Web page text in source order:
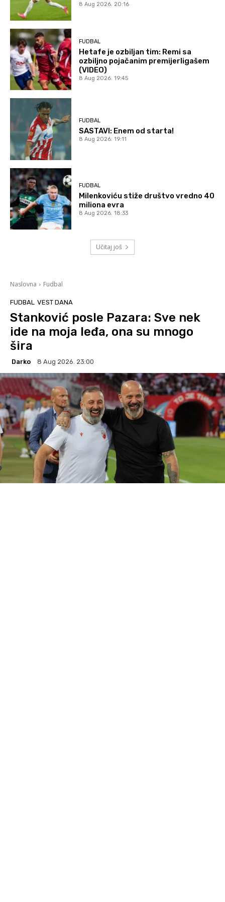
8 Aug 2026. 20:16
FUDBAL
Hetafe je ozbiljan tim: Remi sa
ozbiljno pojačanim premijerligašem
(VIDEO)
8 Aug 2026. 19:45
FUDBAL
SASTAVI: Enem od starta!
8 Aug 2026. 19:11
FUDBAL
Milenkoviću stiže društvo vredno 40
miliona evra
8 Aug 2026. 18:33
Učitaj još